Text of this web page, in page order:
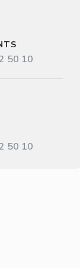
50 10
50 10